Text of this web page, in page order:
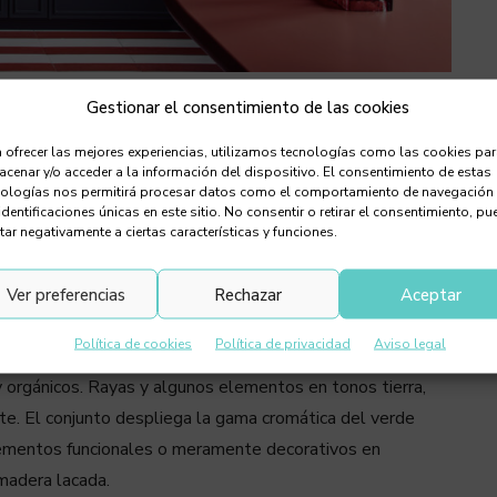
Gestionar el consentimiento de las cookies
ofrecer las mejores experiencias, utilizamos tecnologías como las cookies
y/o acceder a la información del dispositivo. El consentimiento de estas
nos permitirá procesar datos como el comportamiento de navegación
únicas en este sitio. No consentir o retirar el consentimiento,
negativamente a ciertas características y funciones.
Aceptar
Rechazar
Ver preferencias
Política de cookies Política de privacidad Aviso legal
como Espacio VG Living, el diseño
un espacio relajado, acogedor y muy
francesas (invernaderos) para lograr un ambiente
Una cocina de clara vocación biofílica y una decoración
Rayas y algunos elementos en tonos tierra,
El conjunto despliega la gama cromática del verde
funcionales o meramente decorativos en
lacada.